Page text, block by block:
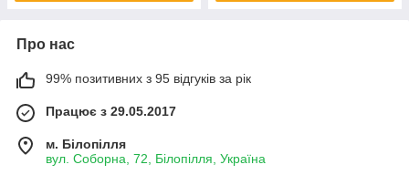
Про нас
99% позитивних з 95 відгуків за рік
Працює з 29.05.2017
м. Білопілля
вул. Соборна, 72, Білопілля, Україна